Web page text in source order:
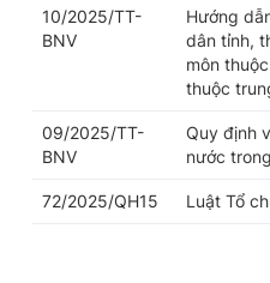
10/2025/TT-
BNV
Hướng
dân tỉnh,
môn
thuộc
09/2025/TT-
BNV
Quy định
nước
72/2025/QH15 Luật Tổ